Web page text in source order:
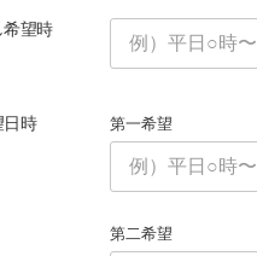
希望時
日時 第一希望
第二希望